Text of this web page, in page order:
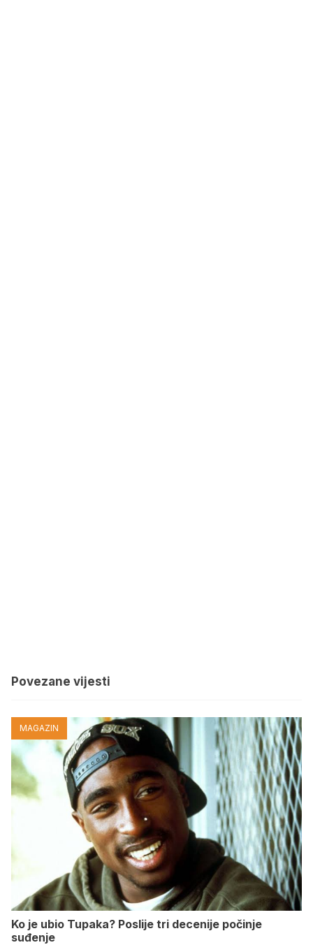
Povezane vijesti
MAGAZIN
Ko je ubio Tupaka? Poslije tri decenije počinje
suđenje